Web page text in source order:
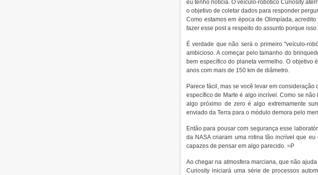
eu tenho notícia. O veículo-robótico Curiosity
o objetivo de coletar dados para responder
Como estamos em época de Olimpíada,
fazer esse post a respeito do assunto porque
É verdade que não será o primeiro "veículo-
ambicioso. A começar pelo tamanho do
bem específico do planeta vermelho. O objetivo
anos com mais de 150 km de diâmetro.
Parece fácil, mas se você levar em consideração
específico de Marte é algo incrível. Como se
algo próximo de zero é algo extremamente
enviado da Terra para o módulo demora pelo
Então para pousar com segurança esse
da NASA criaram uma rotina tão incrível que
capazes de pensar em algo parecido. =P
Ao chegar na atmosfera marciana, que não
Curiosity iniciará uma série de processos